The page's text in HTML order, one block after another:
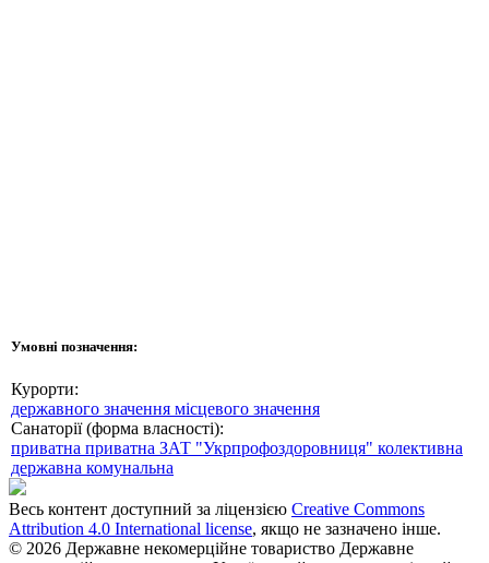
Умовні позначення:
Курорти:
державного значення місцевого значення
Санаторії (форма власності):
приватна приватна ЗАТ "Укрпрофоздоровниця" колективна
державна комунальна
Весь контент доступний за ліцензією Creative Commons
Attribution 4.0 International license, якщо не зазначено інше.
© 2026 Державне некомерційне товариство Державне